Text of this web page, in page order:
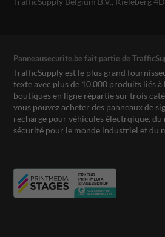
Panneausecurite.be fait partie de
TrafficSupply est le plus grand
texte avec plus de 10.000 produits liés
boutiques en ligne répartie sur trois
vous pouvez acheter des panneaux de
recharge pour véhicules électrqique,
sécurité pour le monde industriel et du